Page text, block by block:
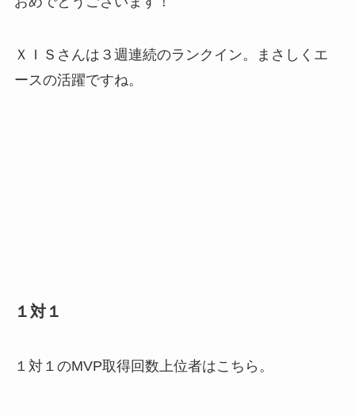
ＸＩＳさんは３週連続のランクイン。まさしくエ
ースの活躍ですね。
１対１
１対１のMVP取得回数上位者はこちら。